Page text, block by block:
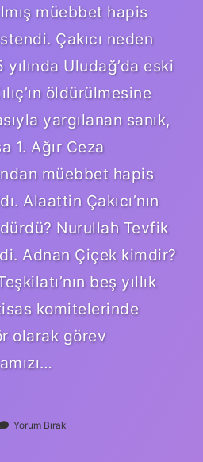
müebbet hapis
Çakıcı neden
Uludağ’da eski
öldürülmesine
yargılanan sanık,
1. Ağır Ceza
müebbet hapis
Alaattin Çakıcı’nın
Nurullah Tevfik
Adnan Çiçek kimdir?
beş yıllık
komitelerinde
olarak görev
Yorum Bırak